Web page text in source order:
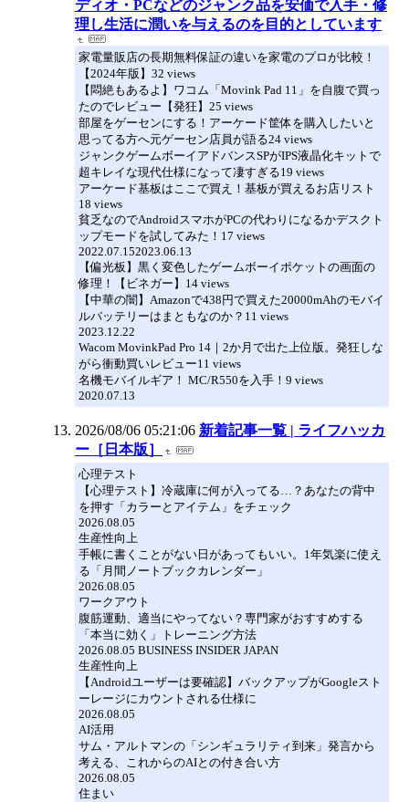
ディオ・PCなどのジャンク品を安価で入手・修
理し生活に潤いを与えるのを目的としています
家電量販店の長期無料保証の違いを家電のプロが比較！
【2024年版】32 views
【悶絶もあるよ】ワコム「Movink Pad 11」を自腹で買っ
たのでレビュー【発狂】25 views
部屋をゲーセンにする！アーケード筐体を購入したいと
思ってる方へ元ゲーセン店員が語る24 views
ジャンクゲームボーイアドバンスSPがIPS液晶化キットで
超キレイな現代仕様になって凄すぎる19 views
アーケード基板はここで買え！基板が買えるお店リスト
18 views
貧乏なのでAndroidスマホがPCの代わりになるかデスクト
ップモードを試してみた！17 views
2022.07.152023.06.13
【偏光板】黒く変色したゲームボーイポケットの画面の
修理！【ビネガー】14 views
【中華の闇】Amazonで438円で買えた20000mAhのモバイ
ルバッテリーはまともなのか？11 views
2023.12.22
Wacom MovinkPad Pro 14｜2か月で出た上位版。発狂しな
がら衝動買いレビュー11 views
名機モバイルギア！ MC/R550を入手！9 views
2020.07.13
2026/08/06 05:21:06 新着記事一覧 | ライフハッカ
ー［日本版］
心理テスト
【心理テスト】冷蔵庫に何が入ってる…？あなたの背中
を押す「カラーとアイテム」をチェック
2026.08.05
生産性向上
手帳に書くことがない日があってもいい。1年気楽に使え
る「月間ノートブックカレンダー」
2026.08.05
ワークアウト
腹筋運動、適当にやってない？専門家がおすすめする
「本当に効く」トレーニング方法
2026.08.05 BUSINESS INSIDER JAPAN
生産性向上
【Androidユーザーは要確認】バックアップがGoogleスト
ーレージにカウントされる仕様に
2026.08.05
AI活用
サム・アルトマンの「シンギュラリティ到来」発言から
考える、これからのAIとの付き合い方
2026.08.05
住まい